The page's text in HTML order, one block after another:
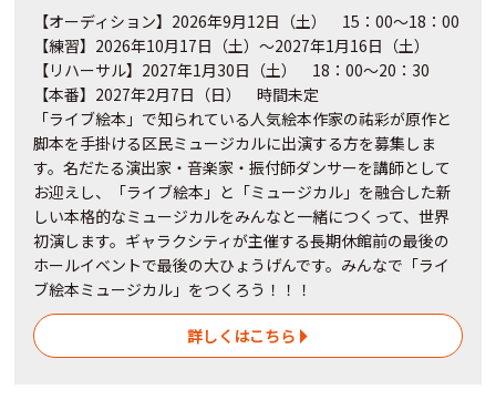
【オーディション】2026年9月12日（土） 15：00～18：00
【練習】2026年10月17日（土）～2027年1月16日（土）
【リハーサル】2027年1月30日（土） 18：00～20：30
【本番】2027年2月7日（日） 時間未定
「ライブ絵本」で知られている人気絵本作家の祐彩が原作と
脚本を手掛ける区民ミュージカルに出演する方を募集しま
す。名だたる演出家・音楽家・振付師ダンサーを講師として
お迎えし、「ライブ絵本」と「ミュージカル」を融合した新
しい本格的なミュージカルをみんなと一緒につくって、世界
初演します。ギャラクシティが主催する長期休館前の最後の
ホールイベントで最後の大ひょうげんです。みんなで「ライ
ブ絵本ミュージカル」をつくろう！！！
詳しくはこちら